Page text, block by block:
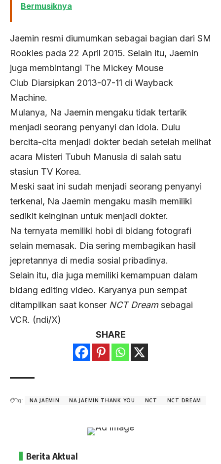
Bermusiknya
Jaemin resmi diumumkan sebagai bagian dari SM
Rookies pada 22 April 2015. Selain itu, Jaemin
juga membintangi The Mickey Mouse
Club Diarsipkan 2013-07-11 di Wayback
Machine.
Mulanya, Na Jaemin mengaku tidak tertarik
menjadi seorang penyanyi dan idola. Dulu
bercita-cita menjadi dokter bedah setelah melihat
acara Misteri Tubuh Manusia di salah satu
stasiun TV Korea.
Meski saat ini sudah menjadi seorang penyanyi
terkenal, Na Jaemin mengaku masih memiliki
sedikit keinginan untuk menjadi dokter.
Na ternyata memiliki hobi di bidang fotografi
selain memasak. Dia sering membagikan hasil
jepretannya di media sosial pribadinya.
Selain itu, dia juga memiliki kemampuan dalam
bidang editing video. Karyanya pun sempat
ditampilkan saat konser NCT Dreamsebagai
VCR. (ndi/X)
SHARE
Tag : NA JAEMIN NA JAEMIN THANK YOU NCT NCT DREAM
Berita Aktual